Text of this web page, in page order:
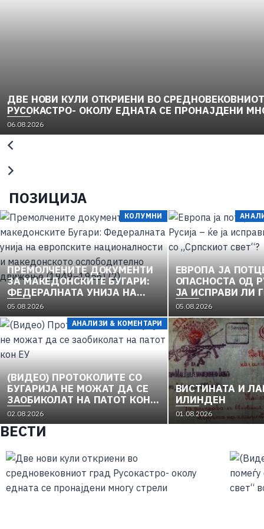
ДВЕ НОВИ КУЛИ ОТКРИЕНИ ВО
РУСОКАСТРО- ОКОЛУ ЕДНАТА СЕ ПРОНАЈДЕНИ
06.08.2026
ПОЗИЦИЈА
КОЛУМНИ
ПРЕМОЛЧЕНИТЕ ДОКУМЕНТИ
ЗА МАКЕДОНСКИТЕ БУГАРИ:
ФЕДЕРАЛНАТА УНИЈА НА
ЕВРОПСКИТЕ
НАЦИОНАЛНОСТИ И
МАКЕДОНСКОТО
ОСЛОБОДИТЕЛНО ДВИЖЕЊЕ
(1949–1956) (2)
05.08.2026
ЕВРОПА ЈА
ОПАСНОСТА ОД
ЈА ИСПРАВИ ЛИ
„СРПСКИОТ
05.08.2026
АНАЛИЗИ & КОМЕНТАРИ
(ВИДЕО) ПРОТОКОЛИТЕ СО
БУГАРИЈА НЕ МОЖАТ ДА СЕ
ЗАОБИКОЛАТ НА ПАТОТ КОН
ЕУ
02.08.2026
ВИСТИНАТА И
ИЛИНДЕН
01.08.2026
ВЕСТИ